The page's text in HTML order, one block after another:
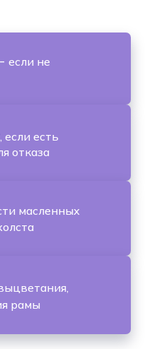
- если не
, если есть
отказа
масленных
рамы